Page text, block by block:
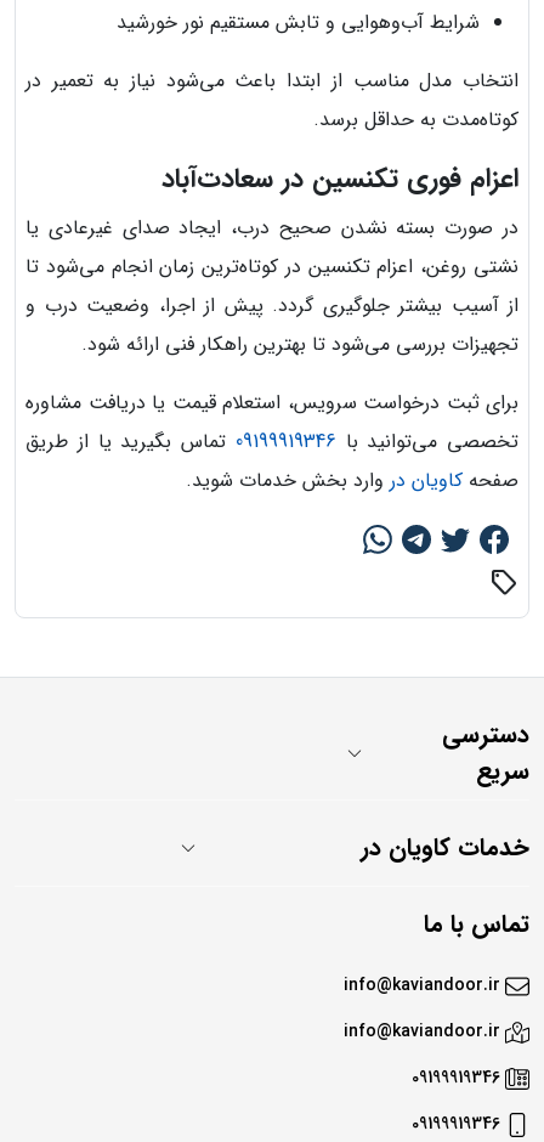
شرایط آب‌وهوایی و تابش مستقیم نور خورشید
انتخاب مدل مناسب از ابتدا باعث می‌شود نیاز به تعمیر در
کوتاه‌مدت به حداقل برسد.
اعزام فوری تکنسین در سعادت‌آباد
در صورت بسته نشدن صحیح درب، ایجاد صدای غیرعادی یا
نشتی روغن، اعزام تکنسین در کوتاه‌ترین زمان انجام می‌شود تا
از آسیب بیشتر جلوگیری گردد. پیش از اجرا، وضعیت درب و
تجهیزات بررسی می‌شود تا بهترین راهکار فنی ارائه شود.
برای ثبت درخواست سرویس، استعلام قیمت یا دریافت مشاوره
تخصصی می‌توانید با 09199919346 تماس بگیرید یا از طریق
صفحه کاویان در وارد بخش خدمات شوید.
sell
دسترسی
سریع
خدمات کاویان در
تماس با ما
info@kaviandoor.ir
info@kaviandoor.ir
09199919346
09199919346